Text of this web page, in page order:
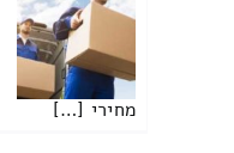
מחירי […]